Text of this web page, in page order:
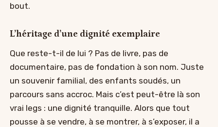
bout.
L’héritage d’une dignité exemplaire
Que reste-t-il de lui ? Pas de livre, pas de
documentaire, pas de fondation à son nom. Juste
un souvenir familial, des enfants soudés, un
parcours sans accroc. Mais c’est peut-être là son
vrai legs : une dignité tranquille. Alors que tout
pousse à se vendre, à se montrer, à s’exposer, il a